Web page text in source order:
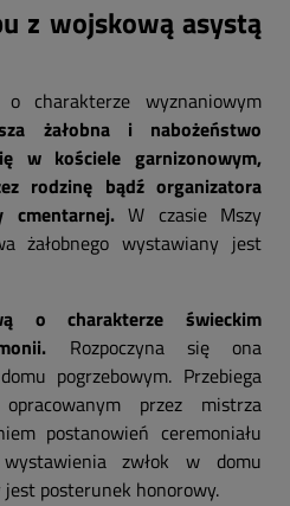
z wojskową asystą
o charakterze wyznaniowym
żałobna i nabożeństwo
w kościele garnizonowym,
rodzinę bądź organizatora
W czasie Mszy
żałobnego wystawiany jest
o charakterze świeckim
Rozpoczyna się ona
pogrzebowym. Przebiega
przez mistrza
postanowień ceremoniału
zwłok w domu
posterunek honorowy.